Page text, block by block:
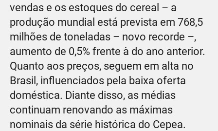
vendas e os estoques do cereal – a
produção mundial está prevista em 768,5
milhões de toneladas – novo recorde –,
aumento de 0,5% frente à do ano anterior.
Quanto aos preços, seguem em alta no
Brasil, influenciados pela baixa oferta
doméstica. Diante disso, as médias
continuam renovando as máximas
nominais da série histórica do Cepea.